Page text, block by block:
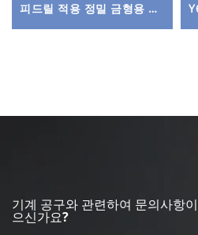
피드릴 적용 정밀 금형용 수
직 머시닝 센터
기계 공구와 관련하여 문의사항
으신가요?